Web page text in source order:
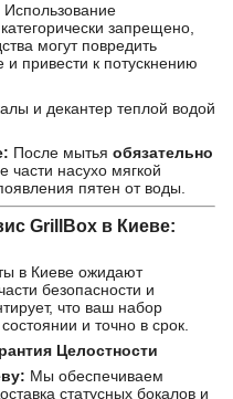
Использование
запрещено,
могут повредить
и привести к потускнению
и декантер теплой водой
После мытья обязательно
части насухо мягкой
пятен от воды.
GrillBox в Киеве:
в Киеве ожидают
безопасности и
что ваш набор
и точно в срок.
Целостности
Мы обеспечиваем
статусных бокалов и